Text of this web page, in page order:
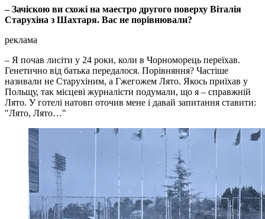
– Зачіскою ви схожі на маестро другого поверху Віталія
Старухіна з Шахтаря. Вас не порівнювали?
реклама
– Я почав лисіти у 24 роки, коли в Чорноморець переїхав.
Генетично від батька передалося. Порівняння? Частіше
називали не Старухіним, а Гжегожем Лято. Якось приїхав у
Польщу, так місцеві журналісти подумали, що я – справжній
Лято. У готелі натовп оточив мене і давай запитання ставити:
"Лято, Лято…"